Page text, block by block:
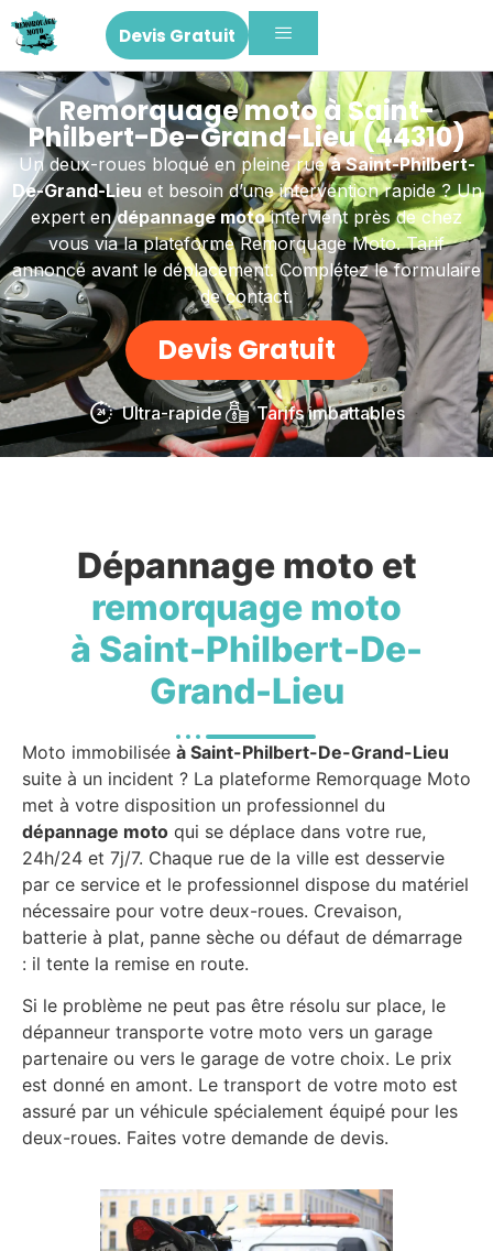
Devis Gratuit
Remorquage moto à Saint-
Philbert-De-Grand-Lieu (44310)
Un deux-roues bloqué en pleine rueà Saint-Philbert-
De-Grand-Lieu et besoin d’une intervention rapide ? Un
expert endépannage motointervient près de chez
vous via la plateforme Remorquage Moto. Tarif
annoncé avant le déplacement. Complétez le formulaire
de contact.
Devis Gratuit
Ultra-rapide Tarifs imbattables
Dépannage moto et
remorquage moto
à Saint-Philbert-De-
Grand-Lieu
Moto immobilisée à Saint-Philbert-De-Grand-Lieu
suite à un incident ? La plateforme Remorquage Moto
met à votre disposition un professionnel du
dépannage moto qui se déplace dans votre rue,
24h/24 et 7j/7. Chaque rue de la ville est desservie
par ce service et le professionnel dispose du matériel
nécessaire pour votre deux-roues. Crevaison,
batterie à plat, panne sèche ou défaut de démarrage
: il tente la remise en route.
Si le problème ne peut pas être résolu sur place, le
dépanneur transporte votre moto vers un garage
partenaire ou vers le garage de votre choix. Le prix
est donné en amont. Le transport de votre moto est
assuré par un véhicule spécialement équipé pour les
deux-roues. Faites votre demande de devis.